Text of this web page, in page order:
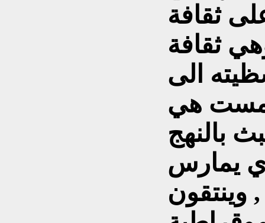
ثقافة
ثقافة
الى
هي
بالنهج
يمارس
وينتقون